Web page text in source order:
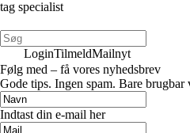
tag specialist
LoginTilmeldMailnyt
Følg med – få vores nyhedsbrev
Gode tips. Ingen spam. Bare brugbar
Indtast din e-mail her